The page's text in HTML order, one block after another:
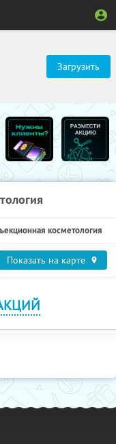
Загрузить
косметология
Показать на карте